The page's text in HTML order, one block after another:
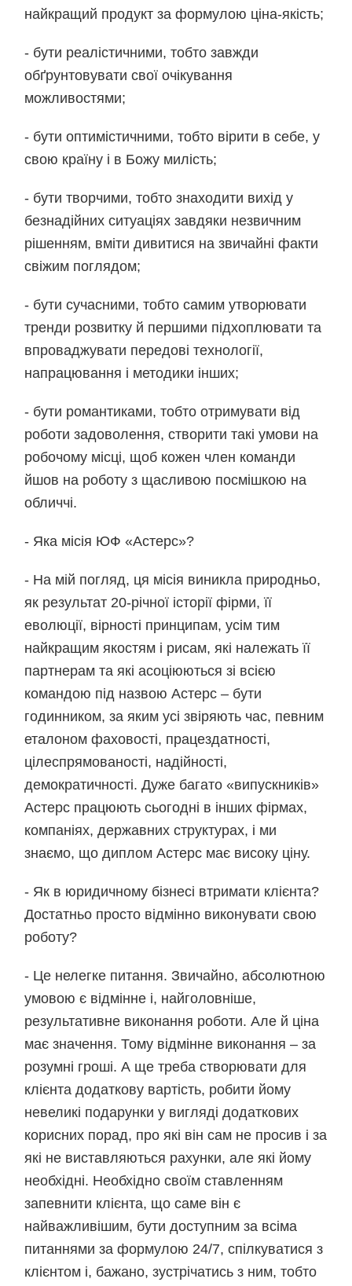
найкращий продукт за формулою ціна-якість;
- бути реалістичними, тобто завжди
обґрунтовувати свої очікування
можливостями;
- бути оптимістичними, тобто вірити в себе, у
свою країну і в Божу милість;
- бути творчими, тобто знаходити вихід у
безнадійних ситуаціях завдяки незвичним
рішенням, вміти дивитися на звичайні факти
свіжим поглядом;
- бути сучасними, тобто самим утворювати
тренди розвитку й першими підхоплювати та
впроваджувати передові технології,
напрацювання і методики інших;
- бути романтиками, тобто отримувати від
роботи задоволення, створити такі умови на
робочому місці, щоб кожен член команди
йшов на роботу з щасливою посмішкою на
обличчі.
- Яка місія ЮФ «Астерс»?
- На мій погляд, ця місія виникла природньо,
як результат 20-річної історії фірми, її
еволюції, вірності принципам, усім тим
найкращим якостям і рисам, які належать її
партнерам та які асоціюються зі всією
командою під назвою Астерс – бути
годинником, за яким усі звіряють час, певним
еталоном фаховості, працездатності,
цілеспрямованості, надійності,
демократичності. Дуже багато «випускників»
Астерс працюють сьогодні в інших фірмах,
компаніях, державних структурах, і ми
знаємо, що диплом Астерс має високу ціну.
- Як в юридичному бізнесі втримати клієнта?
Достатньо просто відмінно виконувати свою
роботу?
- Це нелегке питання. Звичайно, абсолютною
умовою є відмінне і, найголовніше,
результативне виконання роботи. Але й ціна
має значення. Тому відмінне виконання – за
розумні гроші. А ще треба створювати для
клієнта додаткову вартість, робити йому
невеликі подарунки у вигляді додаткових
корисних порад, про які він сам не просив і за
які не виставляються рахунки, але які йому
необхідні. Необхідно своїм ставленням
запевнити клієнта, що саме він є
найважливішим, бути доступним за всіма
питаннями за формулою 24/7, спілкуватися з
клієнтом і, бажано, зустрічатись з ним, тобто